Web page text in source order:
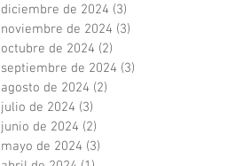
diciembre de 2024 (3)
noviembre de 2024 (3)
octubre de 2024 (2)
septiembre de 2024 (3)
agosto de 2024 (2)
julio de 2024 (3)
junio de 2024 (2)
mayo de 2024 (3)